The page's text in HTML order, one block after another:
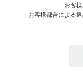
お客
お客様都合による